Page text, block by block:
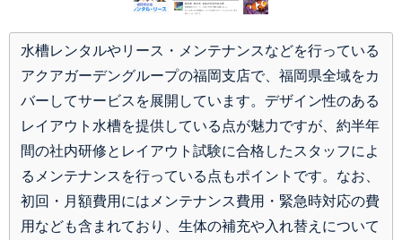
水槽レンタルやリース・メンテナンスなどを行っている
アクアガーデングループの福岡支店で、福岡県全域をカ
バーしてサービスを展開しています。デザイン性のある
レイアウト水槽を提供している点が魅力ですが、約半年
間の社内研修とレイアウト試験に合格したスタッフによ
るメンテナンスを行っている点もポイントです。なお、
初回・月額費用にはメンテナンス費用・緊急時対応の費
用なども含まれており、生体の補充や入れ替えについて